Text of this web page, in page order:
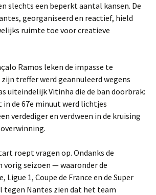
slechts een beperkt aantal kansen. De
georganiseerd en reactief, hield
ruimte toe voor creatieve
Ramos leken de impasse te
treffer werd geannuleerd wegens
uiteindelijk Vitinha die de ban doorbrak:
de 67e minuut werd lichtjes
verdediger en verdween in de kruising
roept vragen op. Ondanks de
vorig seizoen — waaronder de
Ligue 1, Coupe de France en de Super
tegen Nantes zien dat het team